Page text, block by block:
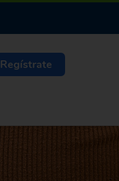
Regístrate